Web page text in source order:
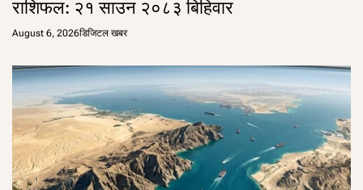
राशिफल: २१ साउन २०८३ बिहिवार
August 6, 2026डिजिटल खबर